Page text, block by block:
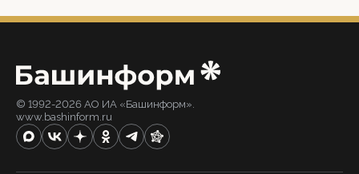
© 1992-2026 АО ИА «Башинформ».
www.bashinform.ru